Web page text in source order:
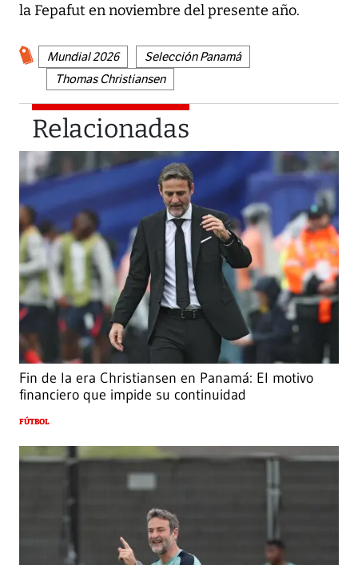
la Fepafut en noviembre del presente año.
Mundial 2026
Selección Panamá
Thomas Christiansen
Relacionadas
Fin de la era Christiansen en Panamá: El motivo
financiero que impide su continuidad
FÚTBOL